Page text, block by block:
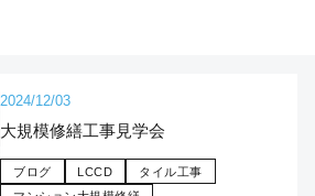
2024/12/03
大規模修繕工事見学会
ブログ LCCD
タイル工事